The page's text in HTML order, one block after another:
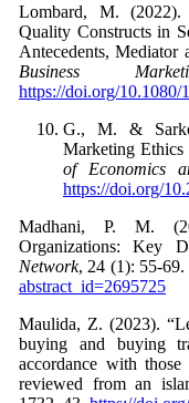
Lombard, M.
Quality Constructs in
Antecedents, Mediator
Business
https://doi.org/10.1080/
G., M. &
Marketing Ethics
of Economics
https://doi.org/
Madhani, P. M.
Organizations: Key
Network, 24 (1): 55-69.
abstract_id=2695725
Maulida, Z. (2023).
buying and buying
accordance with
reviewed from an